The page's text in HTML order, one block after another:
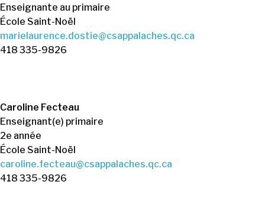
Enseignante au primaire
École Saint-Noël
marielaurence.dostie@csappalaches.qc.ca
418 335-9826
Caroline Fecteau
Enseignant(e) primaire
2e année
École Saint-Noël
caroline.fecteau@csappalaches.qc.ca
418 335-9826